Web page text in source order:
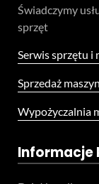
Świadczymy
sprzęt
Serwis sprzętu i
Sprzedaż
Wypożyczalnia
Informacje